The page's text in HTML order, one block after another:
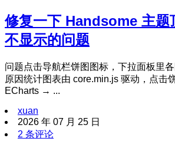
修复一下 Handsome 主题
不显示的问题
问题点击导航栏饼图图标，下拉面板里
原因统计图表由 core.min.js 驱动，点击
ECharts → ...
xuan
2026 年 07 月 25 日
2 条评论